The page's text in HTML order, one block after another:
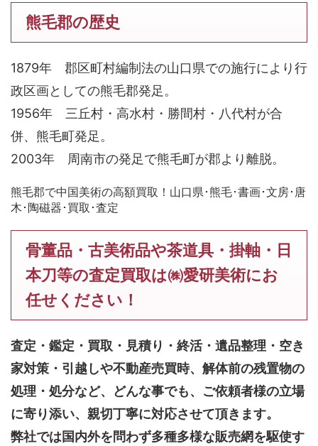
熊毛郡の歴史
1879年 郡区町村編制法の山口県での施行により行
政区画としての熊毛郡発足。
1956年 三丘村・高水村・勝間村・八代村が合
併、熊毛町発足。
2003年 周南市の発足で熊毛町が郡より離脱。
熊毛郡で中国美術の高額買取！山口県･熊毛･書画･文房･唐
木･陶磁器･買取･査定
骨董品・古美術品や茶道具・掛軸・日
本刀等の査定買取は㈱愛研美術にお
任せください！
査定・鑑定・買取・見積り・終活・遺品整理・空き
家対策・引越しや不動産売買時、解体前の残置物の
処理・処分など、どんな事でも、 ご依頼者様の立場
に寄り添い、親切丁寧に対応させて頂きます。
弊社では国内外を問わず多種多様な販売網を駆使す